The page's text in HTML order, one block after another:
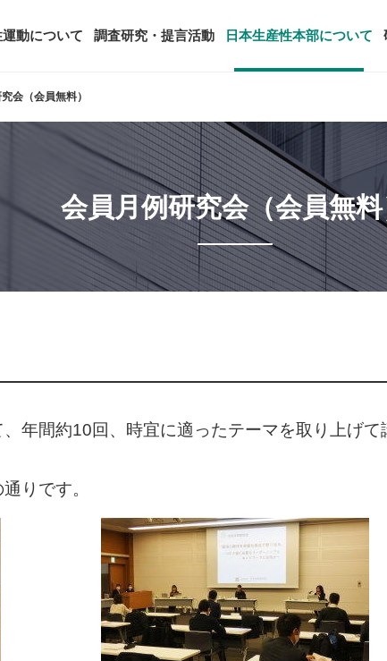
産性本部
動について
調査研究・提言活動 日本生産性本部について
プメッセージ
性運動とは
年頭会長所感
生産性シンポジウム
国際連携・国際交流
活動組織
の調査研究・提言活動
性に関する研究
人のメンタルヘルスに関する調査
顧客満足度調査（
レジャー白書
雇用・賃金に関する
および業務・財務に関する資料
SDGsへの取り組み
日本生産性本部とは
アクセス
全国の生産性機関
マ別研修
の研修・セミナー
研修・セミナー
アーカイブ研修・セ
オーダーメイド研
参加者の声
主な研修会場地図
コンサルティング
コンサルタント養成事業
コンサルタント紹介
経営コンサルタン
会（会員無料）
会員月例研究会（会員無
年間約10回、時宜に適ったテーマを取り上げ
りです。